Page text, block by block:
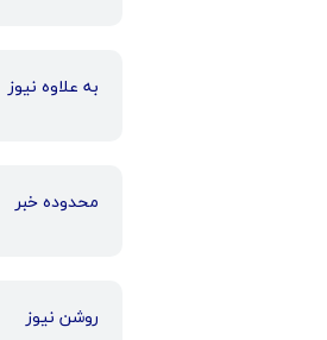
به علاوه نیوز
محدوده خبر
روشن نیوز